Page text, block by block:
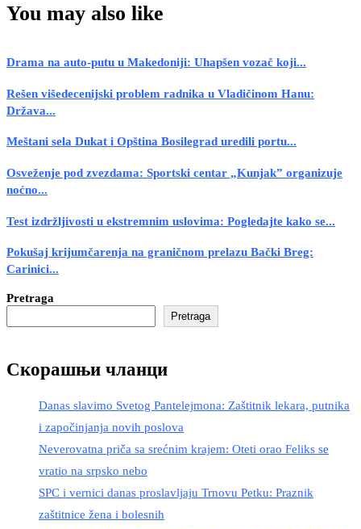
You may also like
Drama na auto-putu u Makedoniji: Uhapšen vozač koji...
Rešen višedecenijski problem radnika u Vladičinom Hanu:
Država...
Meštani sela Dukat i Opština Bosilegrad uredili portu...
Osveženje pod zvezdama: Sportski centar „Kunjak” organizuje
noćno...
Test izdržljivosti u ekstremnim uslovima: Pogledajte kako se...
Pokušaj krijumčarenja na graničnom prelazu Bački Breg:
Carinici...
Pretraga
Pretraga
Скорашњи чланци
Danas slavimo Svetog Pantelejmona: Zaštitnik lekara, putnika
i započinjanja novih poslova
Neverovatna priča sa srećnim krajem: Oteti orao Feliks se
vratio na srpsko nebo
SPC i vernici danas proslavljaju Trnovu Petku: Praznik
zaštitnice žena i bolesnih